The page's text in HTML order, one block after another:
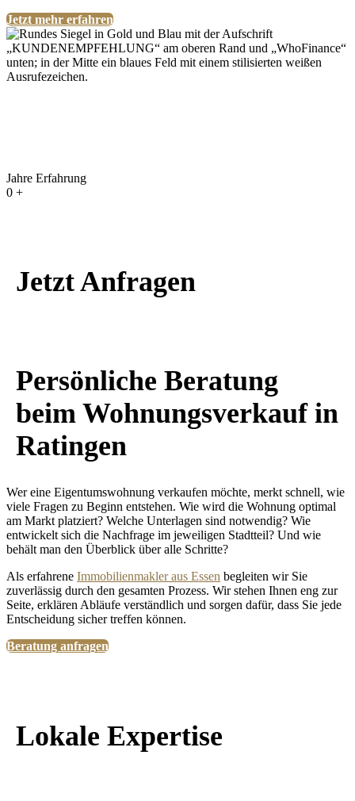
Jetzt mehr erfahren
Jahre Erfahrung
0 +
Jetzt Anfragen
Persönliche Beratung
beim Wohnungsverkauf in
Ratingen
Wer eine Eigentumswohnung verkaufen möchte, merkt schnell, wie
viele Fragen zu Beginn entstehen. Wie wird die Wohnung optimal
am Markt platziert? Welche Unterlagen sind notwendig? Wie
entwickelt sich die Nachfrage im jeweiligen Stadtteil? Und wie
behält man den Überblick über alle Schritte?
Als erfahrene Immobilienmakler aus Essen begleiten wir Sie
zuverlässig durch den gesamten Prozess. Wir stehen Ihnen eng zur
Seite, erklären Abläufe verständlich und sorgen dafür, dass Sie jede
Entscheidung sicher treffen können.
Beratung anfragen
Lokale Expertise